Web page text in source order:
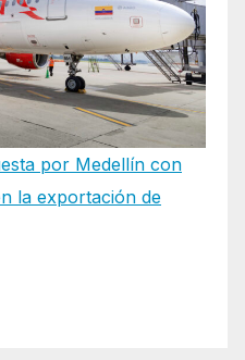
por Medellín con
la exportación de